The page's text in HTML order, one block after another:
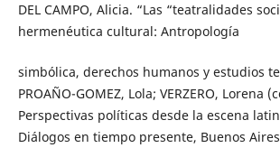
DEL CAMPO, Alicia. “Las “teatralidades
hermenéutica cultural: Antropología
simbólica, derechos humanos y estudios
PROAÑO-GOMEZ, Lola; VERZERO, Lorena
Perspectivas políticas desde la escena
Diálogos en tiempo presente, Buenos